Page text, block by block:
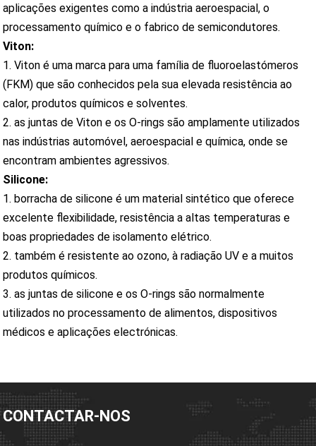
aplicações exigentes como a indústria aeroespacial, o
processamento químico e o fabrico de semicondutores.
Viton:
1. Viton é uma marca para uma família de fluoroelastómeros
(FKM) que são conhecidos pela sua elevada resistência ao
calor, produtos químicos e solventes.
2. as juntas de Viton e os O-rings são amplamente utilizados
nas indústrias automóvel, aeroespacial e química, onde se
encontram ambientes agressivos.
Silicone:
1. borracha de silicone é um material sintético que oferece
excelente flexibilidade, resistência a altas temperaturas e
boas propriedades de isolamento elétrico.
2. também é resistente ao ozono, à radiação UV e a muitos
produtos químicos.
3. as juntas de silicone e os O-rings são normalmente
utilizados no processamento de alimentos, dispositivos
médicos e aplicações electrónicas.
CONTACTAR-NOS